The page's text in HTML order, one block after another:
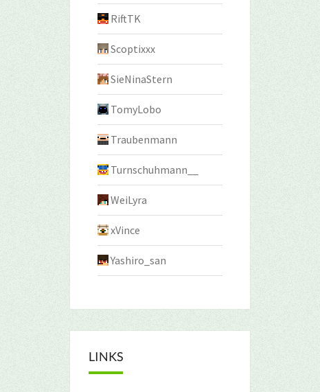
RiftTK
Scoptixxx
SieNinaStern
TomyLobo
Traubenmann
Turnschuhmann__
WeiLyra
xVince
Yashiro_san
LINKS